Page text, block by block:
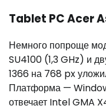
Tablet PC Acer
Немного попроще
SU4100 (1,3 GHz) и
1366 на 768 px
Платформа —
отвечает Intel GMA